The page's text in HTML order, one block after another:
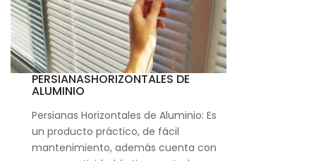
PERSIANASHORIZONTALES DE
ALUMINIO
Persianas Horizontales de Aluminio: Es
un producto práctico, de fácil
mantenimiento, además cuenta con